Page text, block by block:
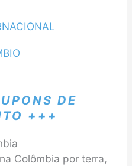
DE
+++
Colômbia por terra,